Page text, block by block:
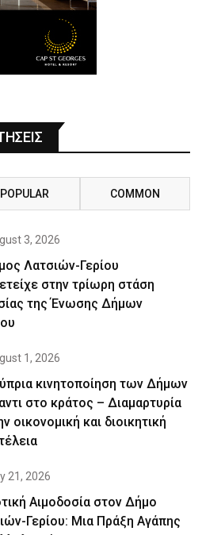
POPULAR COMMON
3, 2026
Λατσιών-Γερίου
στην τρίωρη στάση
της Ένωσης Δήμων
1, 2026
κινητοποίηση των Δήμων
στο κράτος – Διαμαρτυρία
οικονομική και διοικητική
21, 2026
Αιμοδοσία στον Δήμο
Γερίου: Μια Πράξη Αγάπης